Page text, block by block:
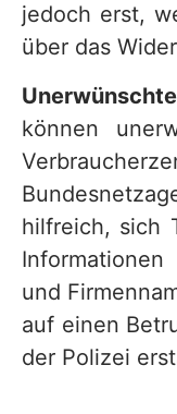
jedoch erst,
über das
können
hilfreich, sich
und
auf einen
der Polizei